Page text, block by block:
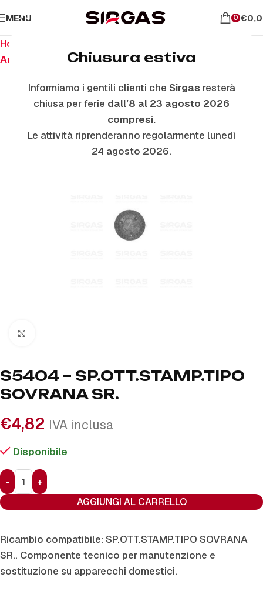
Chiusura estiva
Informiamo i gentili clienti che Sirgas resterà
chiusa per ferie dall’8 al 23 agosto 2026
compresi.
Le attività riprenderanno regolarmente lunedì
24 agosto 2026.
MENU 0 €
Home
Anelli E Piattelli Smaltati
S5404 – SP.OTT.STAMP.TIPO
SOVRANA SR.
€4,82 IVA inclusa
Disponibile
AGGIUNGI AL CARRELLO
Ricambio compatibile: SP.OTT.STAMP.TIPO SOVRANA
SR.. Componente tecnico per manutenzione e
sostituzione su apparecchi domestici.